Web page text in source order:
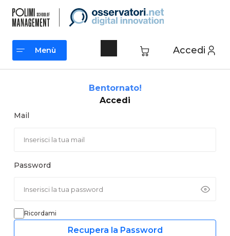
contenuto
Accedi
Menù
Bentornato!
Accedi
Mail
Password
Ricordami
Recupera la Password